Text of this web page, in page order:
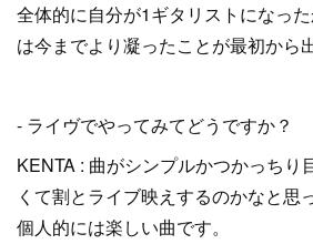
全体的に自分が1ギタリストになっ
は今までより凝ったことが最初から
- ライヴでやってみてどうですか？
KENTA : 曲がシンプルかつかっちり
くて割とライブ映えするのかなと思
個人的には楽しい曲です。